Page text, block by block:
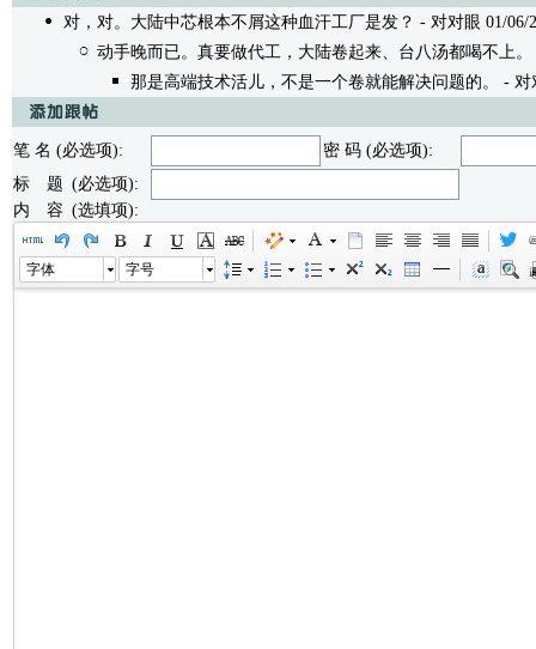
对，对。大陆中芯根本不屑这种血汗工厂是发？ - 对对眼 01/06/
动手晚而已。真要做代工，大陆卷起来、台八汤都喝不上。
那是高端技术活儿，不是一个卷就能解决问题的。
- 对
笔 名 (必选项):
密 码 (必选项):
标 题 (必选项):
内 容 (选填项):
字体 字号